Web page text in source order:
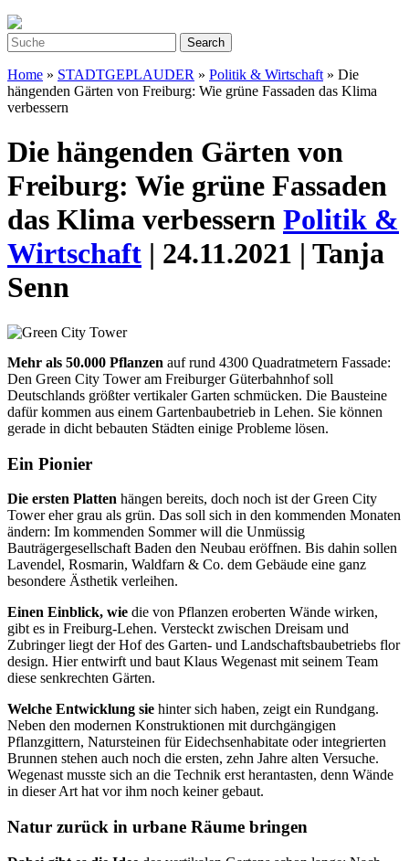
Home » STADTGEPLAUDER » Politik & Wirtschaft » Die
hängenden Gärten von Freiburg: Wie grüne Fassaden das Klima
verbessern
Die hängenden Gärten von
Freiburg: Wie grüne Fassaden
das Klima verbessern Politik &
Wirtschaft | 24.11.2021 | Tanja
Senn
Mehr als 50.000 Pflanzen auf rund 4300 Quadratmetern Fassade:
Den Green City Tower am Freiburger Güterbahnhof soll
Deutschlands größter vertikaler Garten schmücken. Die Bausteine
dafür kommen aus einem Gartenbaubetrieb in Lehen. Sie können
gerade in dicht bebauten Städten einige Probleme lösen.
Ein Pionier
Die ersten Platten hängen bereits, doch noch ist der Green City
Tower eher grau als grün. Das soll sich in den kommenden Monaten
ändern: Im kommenden Sommer will die Unmüssig
Bauträgergesellschaft Baden den Neubau eröffnen. Bis dahin sollen
Lavendel, Rosmarin, Waldfarn & Co. dem Gebäude eine ganz
besondere Ästhetik verleihen.
Einen Einblick, wie die von Pflanzen eroberten Wände wirken,
gibt es in Freiburg-Lehen. Versteckt zwischen Dreisam und
Zubringer liegt der Hof des Garten- und Landschaftsbaubetriebs flor
design. Hier entwirft und baut Klaus Wegenast mit seinem Team
diese senkrechten Gärten.
Welche Entwicklung sie hinter sich haben, zeigt ein Rundgang.
Neben den modernen Konstruktionen mit durchgängigen
Pflanzgittern, Natursteinen für Eidechsenhabitate oder integrierten
Brunnen stehen auch noch die ersten, zehn Jahre alten Versuche.
Wegenast musste sich an die Technik erst herantasten, denn Wände
in dieser Art hat vor ihm noch keiner gebaut.
Natur zurück in urbane Räume bringen